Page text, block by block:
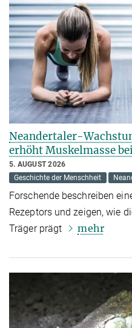
Neandertaler-
erhöht Muskelmasse
5. AUGUST 2026
Geschichte der Menschheit
Forschende beschreiben
Rezeptors und zeigen, wie
Träger prägt
mehr